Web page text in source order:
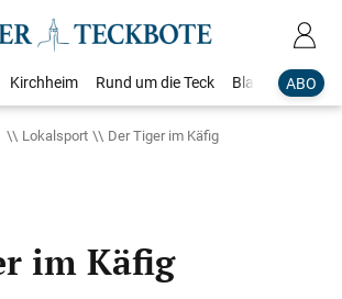
ABO
Kirchheim Rund um die Teck Blaulicht
Lokalsport Der Tiger im Käfig
im Käfig